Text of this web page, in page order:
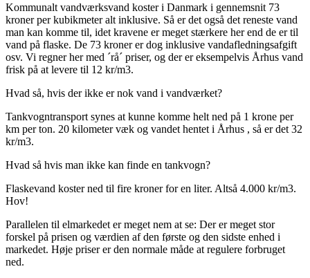
Kommunalt vandværksvand koster i Danmark i gennemsnit 73
kroner per kubikmeter alt inklusive. Så er det også det reneste vand
man kan komme til, idet kravene er meget stærkere her end de er til
vand på flaske. De 73 kroner er dog inklusive vandafledningsafgift
osv. Vi regner her med ´rå´ priser, og der er eksempelvis Århus vand
frisk på at levere til 12 kr/m3.
Hvad så, hvis der ikke er nok vand i vandværket?
Tankvogntransport synes at kunne komme helt ned på 1 krone per
km per ton. 20 kilometer væk og vandet hentet i Århus , så er det 32
kr/m3.
Hvad så hvis man ikke kan finde en tankvogn?
Flaskevand koster ned til fire kroner for en liter. Altså 4.000 kr/m3.
Hov!
Parallelen til elmarkedet er meget nem at se: Der er meget stor
forskel på prisen og værdien af den første og den sidste enhed i
markedet. Høje priser er den normale måde at regulere forbruget
ned.